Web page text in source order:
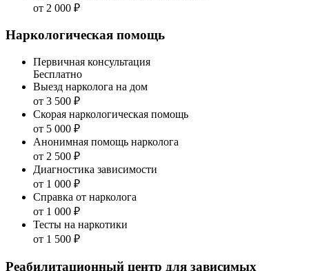
от 2 000 ₽
Наркологическая помощь
Первичная консультация
Бесплатно
Выезд нарколога на дом
от 3 500 ₽
Скорая наркологическая помощь
от 5 000 ₽
Анонимная помощь нарколога
от 2 500 ₽
Диагностика зависимости
от 1 000 ₽
Справка от нарколога
от 1 000 ₽
Тесты на наркотики
от 1 500 ₽
Реабилитационный центр для зависимых